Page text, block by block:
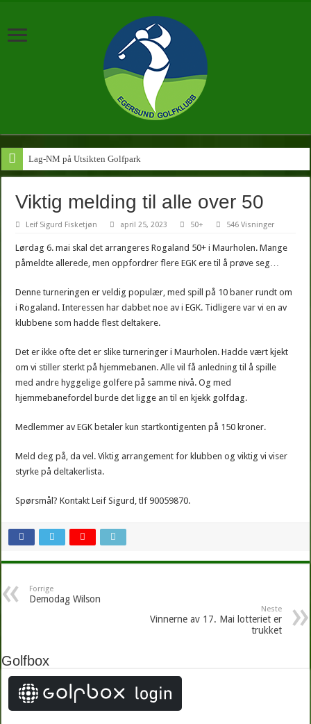
Lag-NM på Utsikten Golfpark
Viktig melding til alle over 50
Leif Sigurd Fisketjøn april 25, 2023 50+ 546 Visninger
Lørdag 6. mai skal det arrangeres Rogaland 50+ i Maurholen. Mange
påmeldte allerede, men oppfordrer flere EGK ere til å prøve seg…
Denne turneringen er veldig populær, med spill på 10 baner rundt om
i Rogaland. Interessen har dabbet noe av i EGK. Tidligere var vi en av
klubbene som hadde flest deltakere.
Det er ikke ofte det er slike turneringer i Maurholen. Hadde vært kjekt
om vi stiller sterkt på hjemmebanen. Alle vil få anledning til å spille
med andre hyggelige golfere på samme nivå. Og med
hjemmebanefordel burde det ligge an til en kjekk golfdag.
Medlemmer av EGK betaler kun startkontigenten på 150 kroner.
Meld deg på, da vel. Viktig arrangement for klubben og viktig vi viser
styrke på deltakerlista.
Spørsmål? Kontakt Leif Sigurd, tlf 90059870.
Forrige
Demodag Wilson
Neste
Vinnerne av 17. Mai lotteriet er
trukket
Golfbox